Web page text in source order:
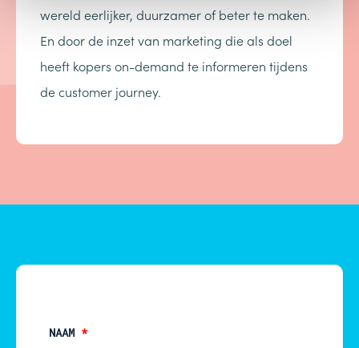
wereld eerlijker, duurzamer of beter te maken.
En door de inzet van marketing die als doel
heeft kopers on-demand te informeren tijdens
de customer journey.
NAAM *